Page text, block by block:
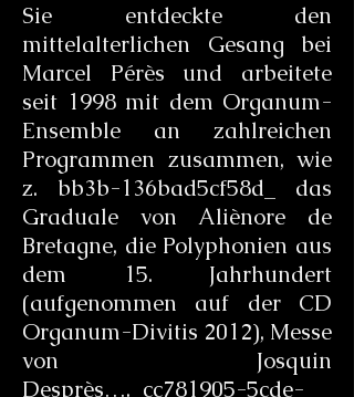
Sie entdeckte den
mittelalterlichen Gesang bei
Marcel Pérès und arbeitete
seit 1998 mit dem Organum-
Ensemble an zahlreichen
Programmen zusammen, wie
z. bb3b-136bad5cf58d_ das
Graduale von Aliènore de
Bretagne, die Polyphonien aus
dem 15. Jahrhundert
(aufgenommen auf der CD
Organum-Divitis 2012), Messe
von Josquin
Desprès…._cc781905-5cde-